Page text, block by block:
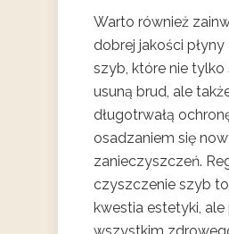
Warto również
dobrej jakości
szyb, które nie tylko
usuną brud, ale
długotrwałą
osadzaniem się
zanieczyszczeń.
czyszczenie szyb
kwestia estetyki,